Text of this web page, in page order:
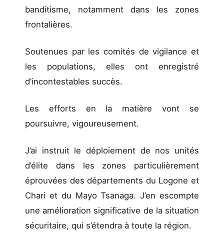
banditisme, notamment dans les zones
frontalières.
Soutenues par les comités de vigilance et
les populations, elles ont enregistré
d’incontestables succès.
Les efforts en la matière vont se
poursuivre, vigoureusement.
J’ai instruit le déploiement de nos unités
d’élite dans les zones particulièrement
éprouvées des départements du Logone et
Chari et du Mayo Tsanaga. J’en escompte
une amélioration significative de la situation
sécuritaire, qui s’étendra à toute la région.